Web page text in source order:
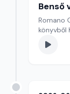
Benső
Romano